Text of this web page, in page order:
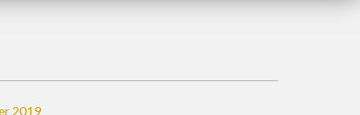
2019